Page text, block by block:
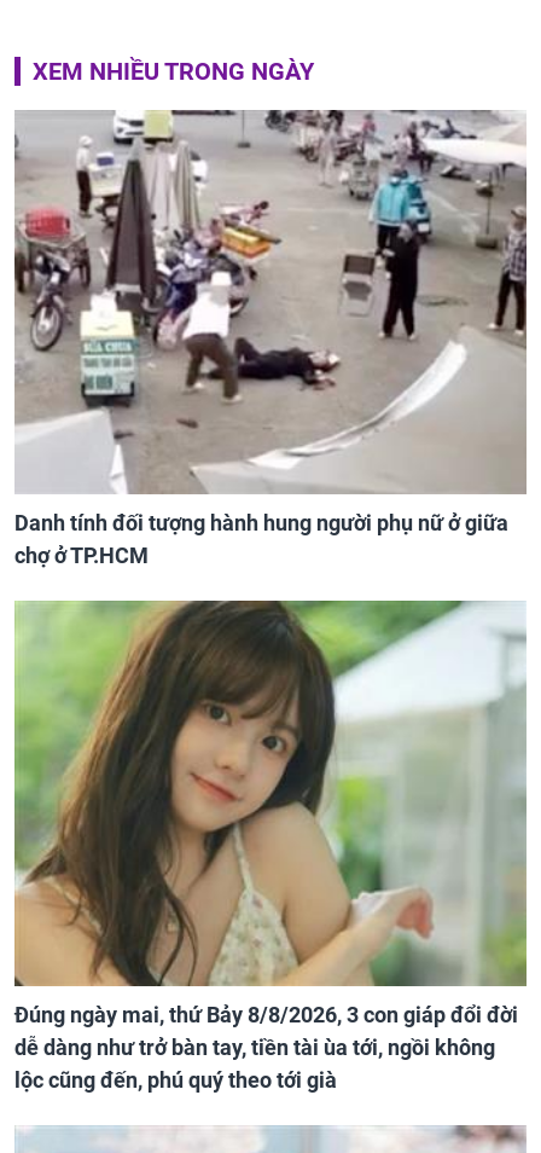
XEM NHIỀU TRONG NGÀY
Danh tính đối tượng hành hung người phụ nữ ở giữa
chợ ở TP.HCM
Đúng ngày mai, thứ Bảy 8/8/2026, 3 con giáp đổi đời
dễ dàng như trở bàn tay, tiền tài ùa tới, ngồi không
lộc cũng đến, phú quý theo tới già